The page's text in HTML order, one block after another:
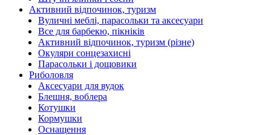
Активний відпочинок, туризм
Вуличні меблі, парасольки та аксесуари
Все для барбекю, пікніків
Активний відпочинок, туризм (різне)
Окуляри сонцезахисні
Парасольки і дощовики
Риболовля
Аксесуари для вудок
Блешня, воблера
Котушки
Кормушки
Оснащення